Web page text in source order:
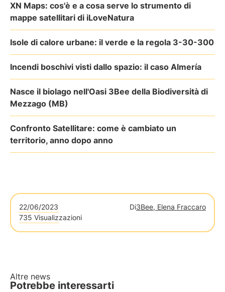
XN Maps: cos'è e a cosa serve lo strumento di
mappe satellitari di iLoveNatura
Isole di calore urbane: il verde e la regola 3-30-300
Incendi boschivi visti dallo spazio: il caso Almería
Nasce il biolago nell'Oasi 3Bee della Biodiversità di
Mezzago (MB)
Confronto Satellitare: come è cambiato un
territorio, anno dopo anno
22/06/2023 Di3Bee, Elena Fraccaro
735 Visualizzazioni
Altre news
Potrebbe interessarti